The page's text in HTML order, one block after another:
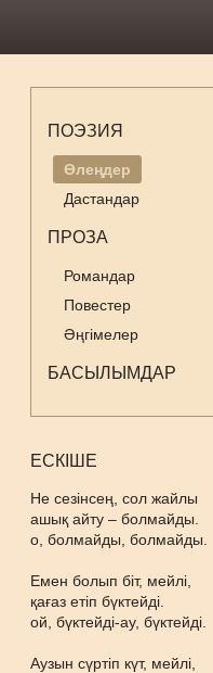
ПОЭЗИЯ
Өлеңдер
Дастандар
ПРОЗА
Романдар
Повестер
Әңгімелер
БАСЫЛЫМДАР
ЕСКІШЕ
Не сезінсең, сол жайлы
ашық айту – болмайды.
о, болмайды, болмайды.
Емен болып біт, мейлі,
қағаз етіп бүктейді.
ой, бүктейді-ау, бүктейді.
Аузын сүртіп күт, мейлі,